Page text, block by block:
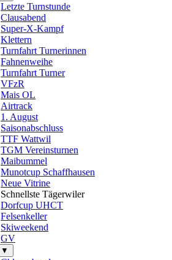
Letzte Turnstunde
Clausabend
Super-X-Kampf
Klettern
Turnfahrt Turnerinnen
Fahnenweihe
Turnfahrt Turner
VFzR
Mais OL
Airtrack
1. August
Saisonabschluss
TTF Wattwil
TGM Vereinsturnen
Maibummel
Munotcup Schaffhausen
Neue Vitrine
Schnellste Tägerwiler
Dorfcup UHCT
Felsenkeller
Skiweekend
GV
▼